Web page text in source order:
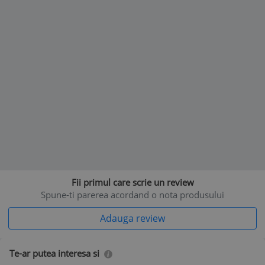
Fii primul care scrie un review
Spune-ti parerea acordand o nota produsului
Adauga review
Te-ar putea interesa si